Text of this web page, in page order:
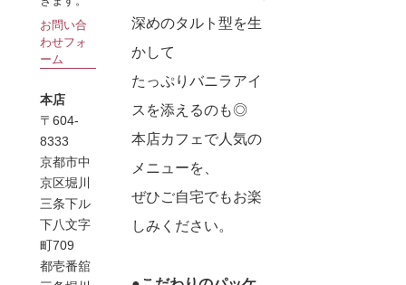
お問い合
わせフォ
ーム
本店
〒604-
8333
京都市中
京区堀川
三条下ル
下八文字
町709
都壱番舘
深めのタルト型を生
かして
たっぷりバニラアイ
スを添えるのも◎
本店カフェで人気の
メニューを、
ぜひご自宅でもお楽
しみください。